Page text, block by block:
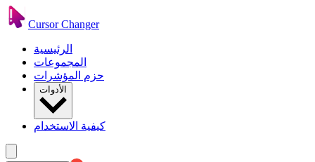
Cursor Changer
الرئيسية
المجموعات
حزم المؤشرات
الأدوات
كيفية الاستخدام